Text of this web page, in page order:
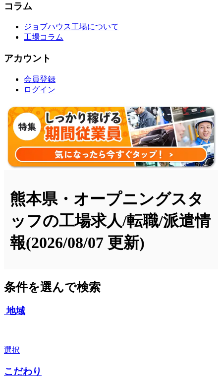
コラム
ジョブハウス工場について
工場コラム
アカウント
会員登録
ログイン
熊本県・オープニングスタ
ッフの工場求人/転職/派遣情
報(2026/08/07 更新)
条件を選んで検索
地域
選択
こだわり